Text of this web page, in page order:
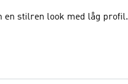
en stilren look med låg profil.